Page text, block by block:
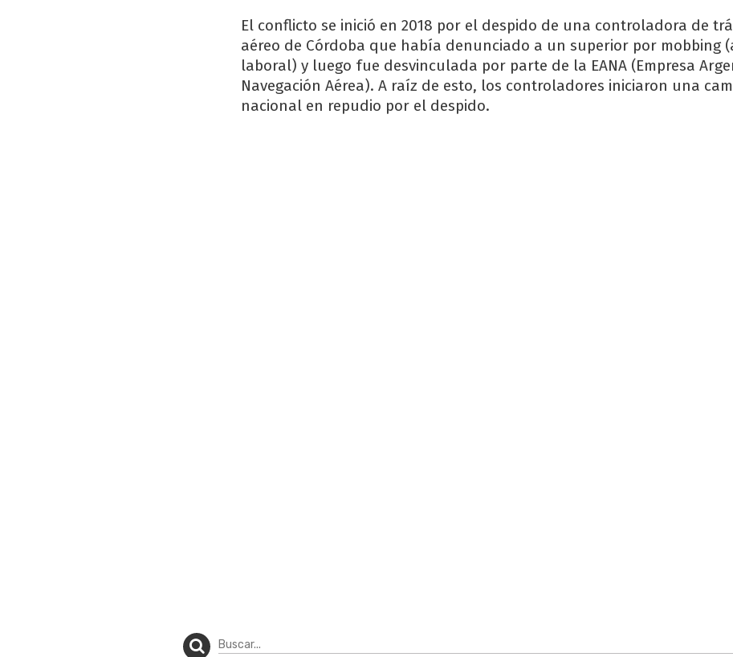
El conflicto se inició en 2018 por el despido de una controladora de
aéreo de Córdoba que había denunciado a un superior por mobbing
laboral) y luego fue desvinculada por parte de la EANA (Empresa
Navegación Aérea). A raíz de esto, los controladores iniciaron una
nacional en repudio por el despido.